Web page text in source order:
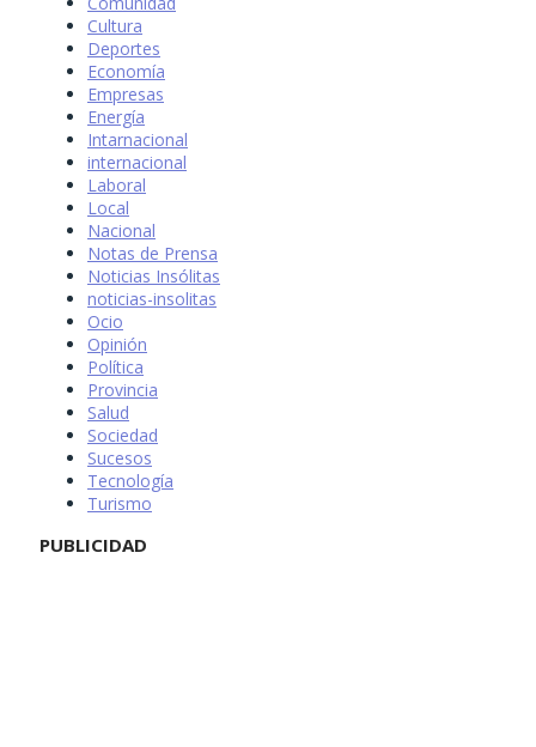
Cultura
Deportes
Economía
Empresas
Energía
Intarnacional
internacional
Laboral
Local
Nacional
Notas de Prensa
Noticias Insólitas
noticias-insolitas
Ocio
Opinión
Política
Provincia
Salud
Sociedad
Sucesos
Tecnología
Turismo
PUBLICIDAD